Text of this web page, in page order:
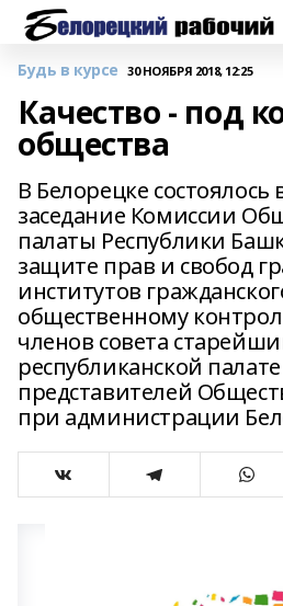
Будь в курсе 30 НОЯБРЯ 2018, 12:25
Качество - под
общества
В Белорецке состоялось
заседание Комиссии
палаты Республики
защите прав и свобод
институтов
общественному
членов совета
республиканской
представителей
при администрации